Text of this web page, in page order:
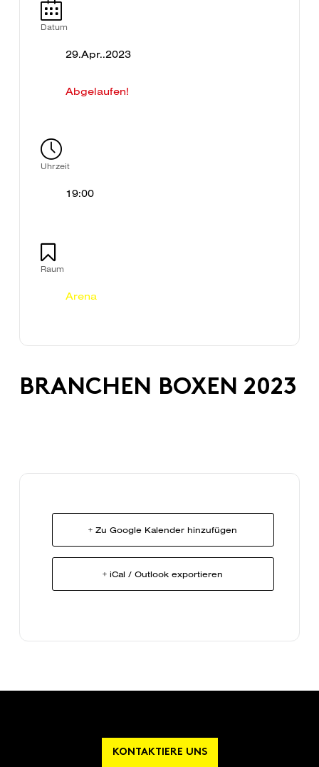
Datum
29.Apr..2023
Abgelaufen!
Uhrzeit
19:00
Raum
Arena
BRANCHEN BOXEN 2023
+ Zu Google Kalender hinzufügen
+ iCal / Outlook exportieren
KONTAKTIERE UNS